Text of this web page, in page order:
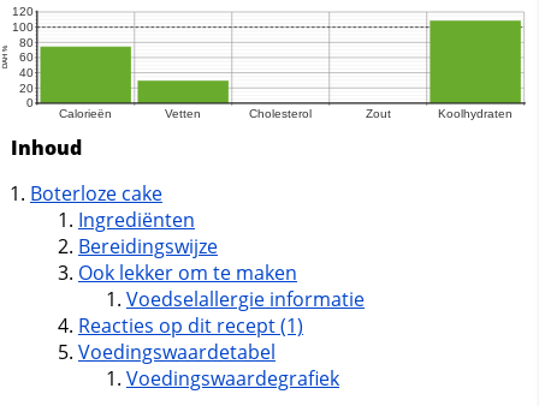
Inhoud
Boterloze cake
Ingrediënten
Bereidingswijze
Ook lekker om te maken
Voedselallergie informatie
Reacties op dit recept (1)
Voedingswaardetabel
Voedingswaardegrafiek